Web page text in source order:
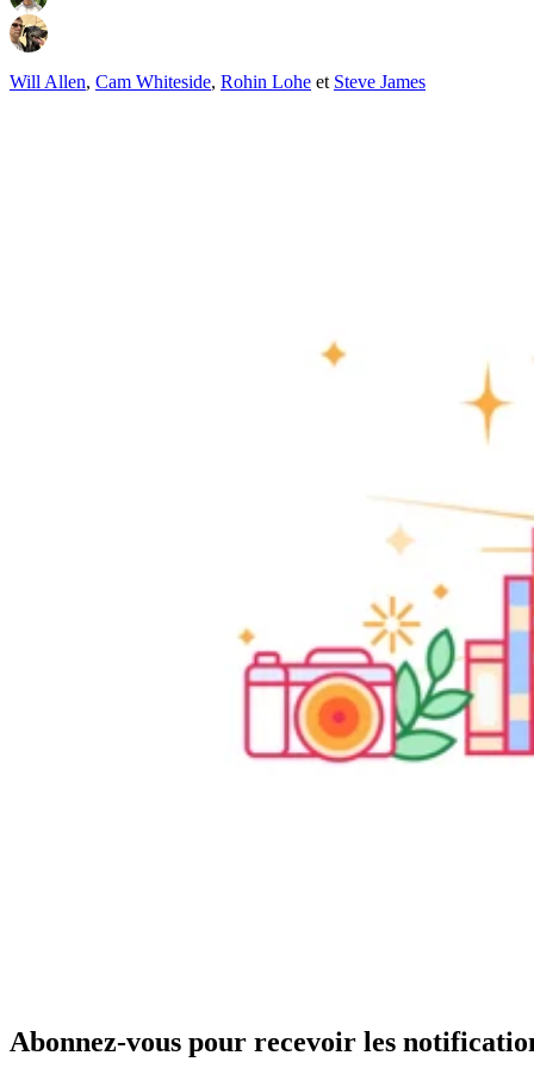
Will Allen, Cam Whiteside, Rohin Lohe et Steve James
Abonnez-vous pour recevoir les